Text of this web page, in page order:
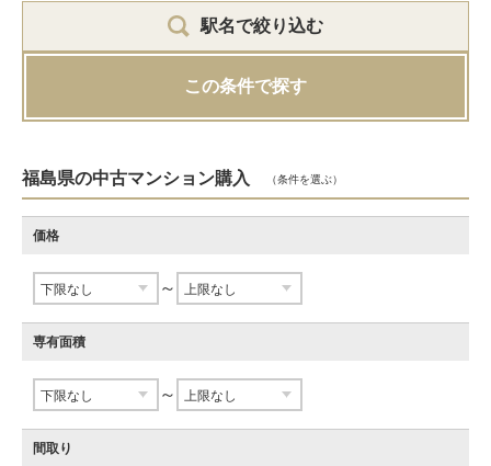
駅名で絞り込む
この条件で探す
福島県の中古マンション購入 （条件を選ぶ）
価格
～
専有面積
～
間取り